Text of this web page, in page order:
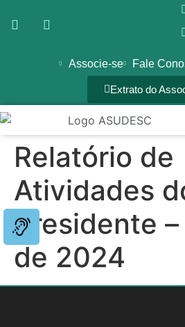
Associe-se
Fale
Extrato do
Relatório de
Atividades
Presidente
de 2024